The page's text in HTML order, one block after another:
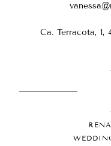
Ca. Terracota, 1,